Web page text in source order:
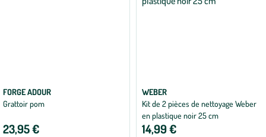
FORGE ADOUR
Grattoir pom
23,95 €
WEBER
Kit de 2 pièces de nettoyage Weber
en plastique noir 25 cm
14,99 €